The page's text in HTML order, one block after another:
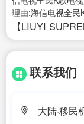
理由:海信电视全民
【LIUYI
联系我们
大陆·移民